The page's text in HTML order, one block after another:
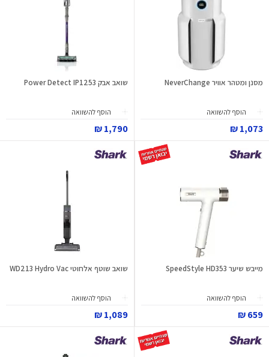
מסנן ומטהר אוויר NeverChange
הוסף להשוואה
1,073 ₪
שואב אבק Power Detect IP1253
הוסף להשוואה
1,790 ₪
מייבש שיער SpeedStyle HD353
הוסף להשוואה
659 ₪
שואב שוטף אלחוטי WD213 Hydro Vac
הוסף להשוואה
1,089 ₪